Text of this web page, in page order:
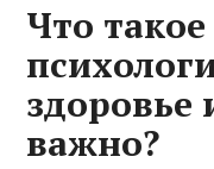
Что такое
здоровье
важно?